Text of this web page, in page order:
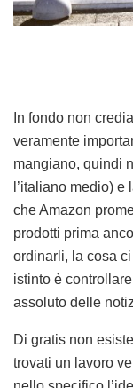
In fondo non
veramente
mangiano, quindi
l’italiano medio)
che Amazon
prodotti prima
ordinarli, la cosa
istinto è
assoluto delle
Di gratis non
trovati un lavoro